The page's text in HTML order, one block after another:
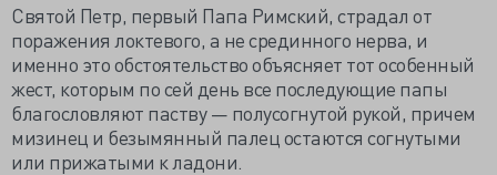
Святой Петр, первый Папа Римский, страдал от
поражения локтевого, а не срединного нерва, и
именно это обстоятельство объясняет тот особенный
жест, которым по сей день все последующие папы
благословляют паству — полусогнутой рукой, причем
мизинец и безымянный палец остаются согнутыми
или прижатыми к ладони.